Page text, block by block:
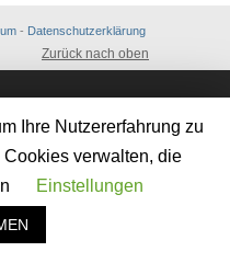
- Datenschutzerklärung
Zurück nach oben
Ihre Nutzererfahrung zu
verwalten, die
Einstellungen